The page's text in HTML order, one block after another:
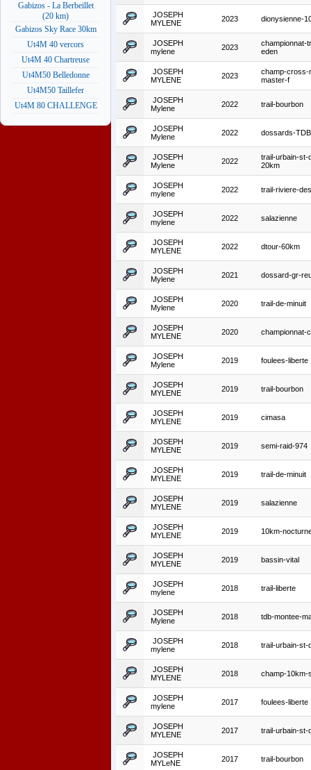
Gabizos - La Berbeillet
(20 km)
Gabizos Sky Race 30km
Ut4M 40 vercors
Ut4M 40 Chartreuse
Ut4M50 Belledonne
Ut4M50 Taillefer
Ut4M 80 CHALLENGE
JOSEPH
MYLENE
2023 dionysienne-
JOSEPH
mylene
2023
championnat-
eden
JOSEPH
MYLENE
2023
champ-cross-
master-f
JOSEPH
Mylene
2022 trail-bourbon
JOSEPH
Mylene
2022 dossards-TDB
JOSEPH
Mylene
2022
trail-urbain-st-
20km
JOSEPH
mylene
2022 trail-riviere-
JOSEPH
mylene
2022 salazienne
JOSEPH
MYLENE
2022 dtour-60km
JOSEPH
Mylene
2021 dossard-gr-
JOSEPH
Mylene
2020 trail-de-minuit
JOSEPH
MYLENE
2020 championnat-
JOSEPH
Mylene
2019 foulees-liberte
JOSEPH
MYLENE
2019 trail-bourbon
JOSEPH
MYLENE
2019 cimasa
JOSEPH
MYLENE
2019 semi-raid-974
JOSEPH
MYLENE
2019 trail-de-minuit
JOSEPH
MYLENE
2019 salazienne
JOSEPH
MYLENE
2019 10km-
JOSEPH
MYLENE
2019 bassin-vital
JOSEPH
mylene
2018 trail-liberte
JOSEPH
Mylene
2018 tdb-montee-
JOSEPH
mylene
2018 trail-urbain-st-
JOSEPH
MYLENE
2018 champ-10km-
JOSEPH
mylene
2017 foulees-liberte
JOSEPH
MYLENE
2017 trail-urbain-st-
JOSEPH
MYLeNE
2017 trail-bourbon